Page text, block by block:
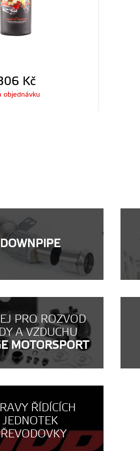
Kč
objednávku
DOWNPIPE
PRO ROZVOD
A VZDUCHU
MOTORSPORT
ŘÍDÍCÍCH
JEDNOTEK